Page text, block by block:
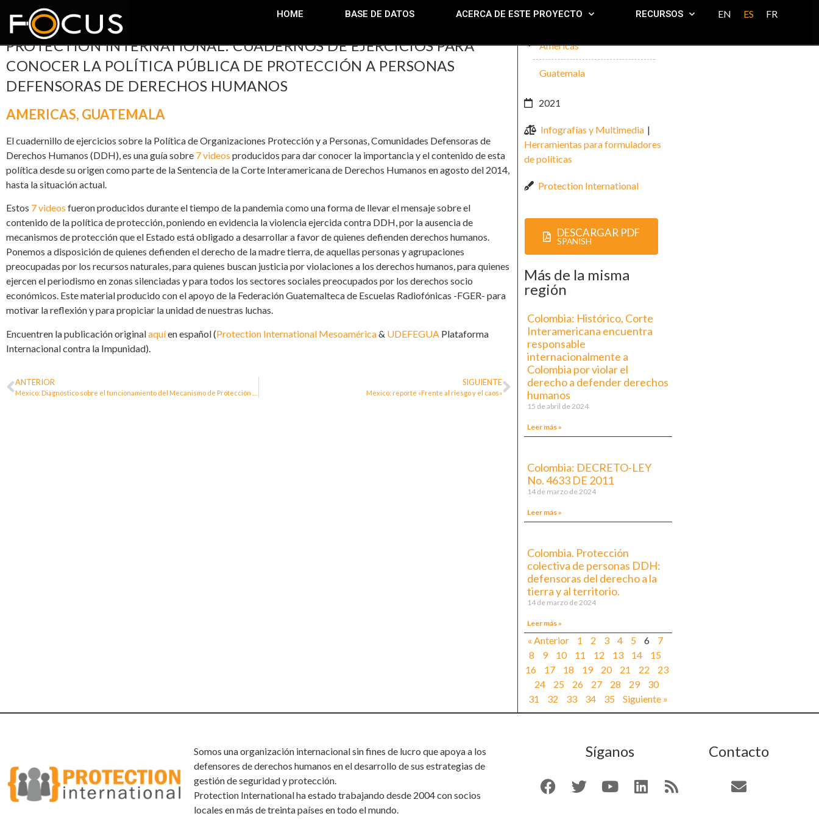
HOME BASE DE DATOS ACERCA DE ESTE PROYECTO RECURSOS EN ES FR
PROTECTION INTERNATIONAL: CUADERNOS DE EJERCICIOS PARA
CONOCER LA POLÍTICA PÚBLICA DE PROTECCIÓN A PERSONAS
DEFENSORAS DE DERECHOS HUMANOS
AMERICAS, GUATEMALA
El cuadernillo de ejercicios sobre la Política de Organizaciones Protección y a Personas, Comunidades Defensoras de
Derechos Humanos (DDH), es una guía sobre 7 videos producidos para dar conocer la importancia y el contenido de esta
política desde su origen como parte de la Sentencia de la Corte Interamericana de Derechos Humanos en agosto del 2014,
hasta la situación actual.
Estos 7 videos fueron producidos durante el tiempo de la pandemia como una forma de llevar el mensaje sobre el
contenido de la política de protección, poniendo en evidencia la violencia ejercida contra DDH, por la ausencia de
mecanismos de protección que el Estado está obligado a desarrollar a favor de quienes defienden derechos humanos.
Ponemos a disposición de quienes defienden el derecho de la madre tierra, de aquellas personas y agrupaciones
preocupadas por los recursos naturales, para quienes buscan justicia por violaciones a los derechos humanos, para quienes
ejercen el periodismo en zonas silenciadas y para todos los sectores sociales preocupados por los derechos socio
económicos. Este material producido con el apoyo de la Federación Guatemalteca de Escuelas Radiofónicas -FGER- para
motivar la reflexión y para propiciar la unidad de nuestras luchas.
Encuentren la publicación originalaquíen español (Protection International Mesoamérica& UDEFEGUA Plataforma
Internacional contra la Impunidad).
ANTERIOR SIGUIENTE
Mexico: reporte «Frente al riesgo y el caos»
Americas
Guatemala
2021
Infografías y Multimedia |
Herramientas para formuladores
de políticas
Protection International
DESCARGAR PDF
SPANISH
Más de la misma
región
Colombia: Histórico, Corte
Interamericana encuentra
responsable
internacionalmente a
Colombia por violar el
derecho a defender derechos
humanos
15 de abril de 2024
Leer más »
Colombia: DECRETO-LEY
No. 4633 DE 2011
14 de marzo de 2024
Leer más »
Colombia. Protección
colectiva de personas DDH:
defensoras del derecho a la
tierra y al territorio.
14 de marzo de 2024
Leer más »
« Anterior 1 2 3 4 5 6
7
8
9 10 11 12 13 14
15
16
17 18 19 20 21 22
23
24
25 26 27 28 29
30
31
32 33 34 35 Siguiente »
Somos una organización internacional sin fines de lucro que apoya a los
defensores de derechos humanos en el desarrollo de sus estrategias de
gestión de seguridad y protección.
Protection International ha estado trabajando desde 2004 con socios
locales en más de treinta países en todo el mundo.
Síganos Contacto